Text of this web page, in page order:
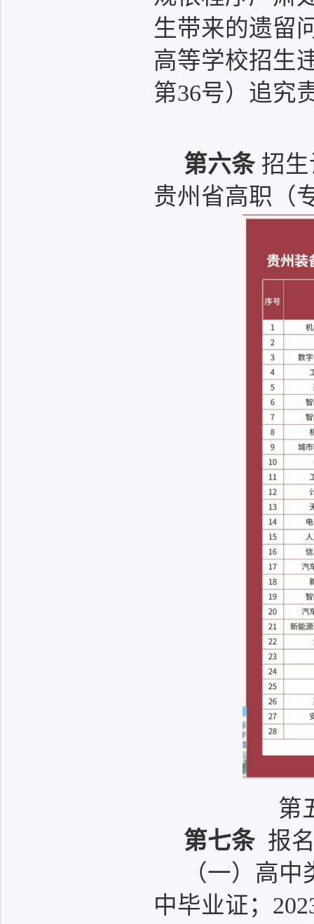
生带来的遗留
高等学校招生
第36号）追究
第六条招生
贵州省高职（
第
第七条报名
（一）高
中毕业证；